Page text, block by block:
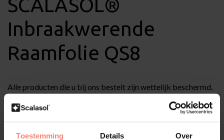
Toestemming Details Over
SCALASOL®
Inbraakwerende
Raamfolie QS8
Alle producten die u bij ons bestelt zijn wettelijk beschermd.
Alle producten vallen dus onder de wettelijke garantie.
De wettelijke garantie houdt in dat een product is of moet
verwachten.